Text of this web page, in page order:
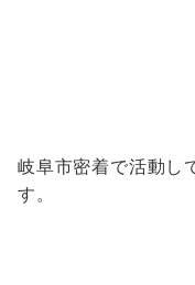
岐阜市密着で活動し
す。